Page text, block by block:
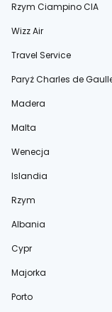
Rzym Ciampino CIA
Wizz Air
Travel Service
Paryż Charles de
Madera
Malta
Wenecja
Islandia
Rzym
Albania
Cypr
Majorka
Porto